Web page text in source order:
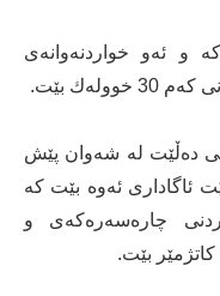
و ئەو خواردنەوانەی
بێت.
دەڵێت لە شەوان پێش
ئاگاداری ئەوە بێت كە
چارەسەرەكەی و